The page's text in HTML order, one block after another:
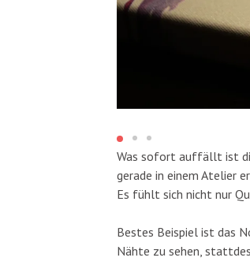
Was sofort auffällt ist
gerade in einem Atelier
Es fühlt sich nicht nur
Bestes Beispiel ist das
Nähte zu sehen,